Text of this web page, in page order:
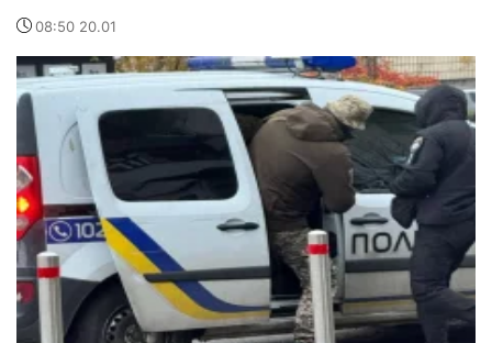
08:50 20.01